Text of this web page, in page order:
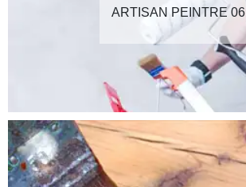
ARTISAN PEINTRE 06